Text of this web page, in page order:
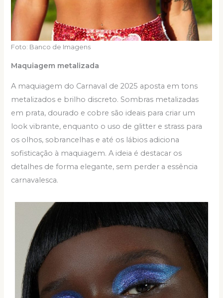
Foto: Banco de Imagens
Maquiagem metalizada
A maquiagem do Carnaval de 2025 aposta em tons
metalizados e brilho discreto. Sombras metalizadas
em prata, dourado e cobre são ideais para criar um
look vibrante, enquanto o uso de glitter e strass para
os olhos, sobrancelhas e até os lábios adiciona
sofisticação à maquiagem. A ideia é destacar os
detalhes de forma elegante, sem perder a essência
carnavalesca.